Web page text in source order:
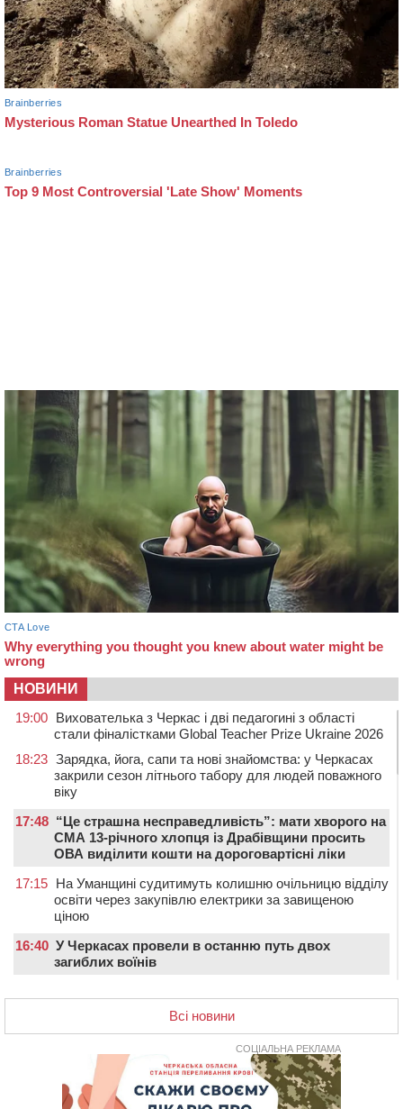
НОВИНИ
19:00 Вихователька з Черкас і дві педагогині з області
стали фіналістками Global Teacher Prize Ukraine 2026
18:23 Зарядка, йога, сапи та нові знайомства: у Черкасах
закрили сезон літнього табору для людей поважного
віку
17:48 “Це страшна несправедливість”: мати хворого на
СМА 13-річного хлопця із Драбівщини просить
ОВА виділити кошти на дороговартісні ліки
17:15 На Уманщині судитимуть колишню очільницю відділу
освіти через закупівлю електрики за завищеною
ціною
16:40 У Черкасах провели в останню путь двох
загиблих воїнів
розмітку біля навчальних закладів (ФОТОФАКТ)
15:39 На честь загиблого захисника і чемпіона світу в
Черкасах відкрили спортивно-реабілітаційний центр
На Звенигородщині, попри заборону міськради,
проведуть “Ше.Fest”
Всі новини
СОЦІАЛЬНА РЕКЛАМА